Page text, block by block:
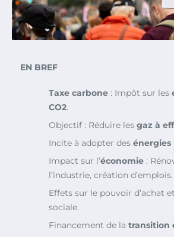
EN BREF
Taxe carbone : Impôt sur les
CO2.
Objectif : Réduire les gaz à
Incite à adopter des énergies
Impact sur l’économie :
l’industrie, création d’emplois.
Effets sur le pouvoir d’achat
sociale.
Financement de la transition